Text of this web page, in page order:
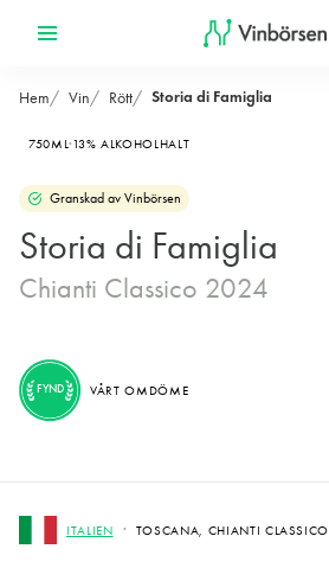
Hem Vin Rött Storia di Famiglia
750ML 13% ALKOHOLHALT
Granskad av Vinbörsen
Storia di Famiglia
Chianti Classico 2024
ITALIEN TOSCANA, CHIANTI CLASSICO
FYND VÅRT OMDÖME